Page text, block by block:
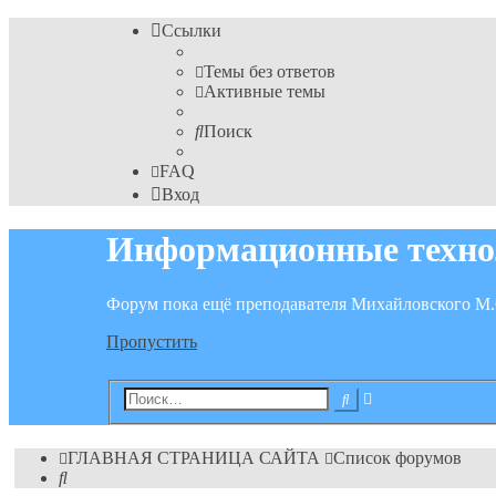
Ссылки
Темы без ответов
Активные темы
Поиск
FAQ
Вход
Информационные
Форум пока ещё преподавателя Михайловского
Пропустить
Поиск
ГЛАВНАЯ СТРАНИЦА САЙТА
Список форумов
Поиск